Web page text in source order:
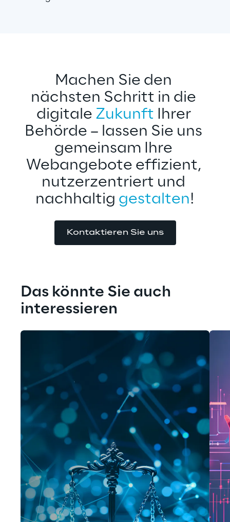
Machen Sie den
nächsten Schritt in die
digitale Zukunft Ihrer
Behörde – lassen Sie uns
gemeinsam Ihre
Webangebote effizient,
nutzerzentriert und
nachhaltig gestalten!
Kontaktieren Sie uns
Das könnte Sie auch
interessieren